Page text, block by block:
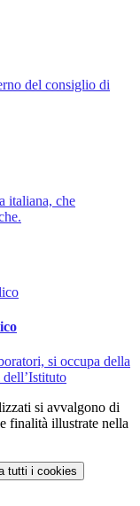
del consiglio di
italiana, che
si occupa della
si avvalgono di
finalità illustrate nella
tutti i cookies